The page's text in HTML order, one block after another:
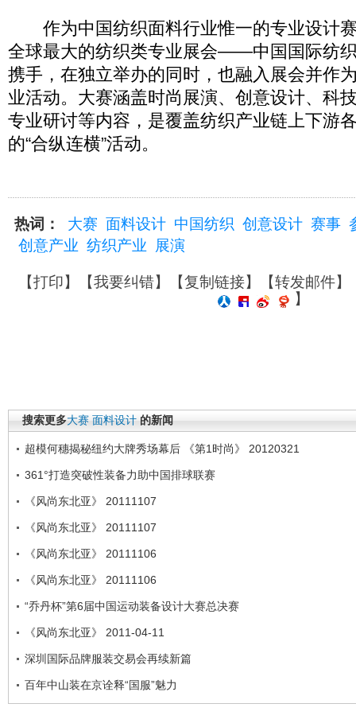
作为中国纺织面料行业惟一的专业设计
全球最大的纺织类专业展会——中国国际纺
携手，在独立举办的同时，也融入展会并作
业活动。大赛涵盖时尚展演、创意设计、科
专业研讨等内容，是覆盖纺织产业链上下游
的“合纵连横”活动。
热词： 大赛 面料设计 中国纺织 创意设计 赛事
创意产业 纺织产业 展演
【打印】【我要纠错】【复制链接】【转发邮件】
】
搜索更多大赛 面料设计 的新闻
超模何穗揭秘纽约大牌秀场幕后 《第1时尚》 20120321
361°打造突破性装备力助中国排球联赛
《风尚东北亚》 20111107
《风尚东北亚》 20111107
《风尚东北亚》 20111106
《风尚东北亚》 20111106
“乔丹杯”第6届中国运动装备设计大赛总决赛
《风尚东北亚》 2011-04-11
深圳国际品牌服装交易会再续新篇
百年中山装在京诠释“国服”魅力